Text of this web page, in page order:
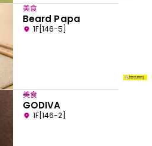
美食
Beard Papa
1F[146-5]
美食
GODIVA
1F[146-2]